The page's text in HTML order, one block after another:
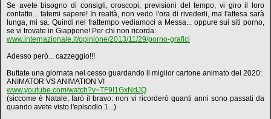
Se avete bisogno di consigli, oroscopi, previsioni del tempo, vi giro il loro
contatto... fatemi sapere! In realtà, non vedo l'ora di rivederli, ma l'attesa sarà
lunga, mi sa. Quindi nel frattempo vediamoci a Messa... oppure sui siti porno,
se vi trovate in Giappone! Per chi non ricorda:
www.internazionale.it/opinione/2013/11/29/porno-grafici
Adesso però... cazzeggio!!!
Buttate una giornata nel cesso guardando il miglior cartone animato del 2020:
ANIMATOR VS ANIMATION V!
www.youtube.com/watch?v=TF9I1GxNdJQ
(siccome è Natale, farò il bravo: non vi ricorderò quanti anni sono passati da
quando avete visto l'episodio 1...)